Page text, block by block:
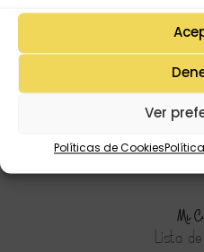
Ver
Políticas de Cookies
Mi
Lista